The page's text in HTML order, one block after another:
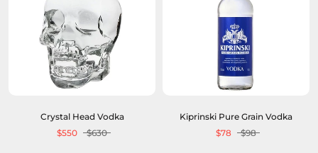
Crystal Head Vodka
$550
$630
Kiprinski Pure Grain Vodka
$78
$98